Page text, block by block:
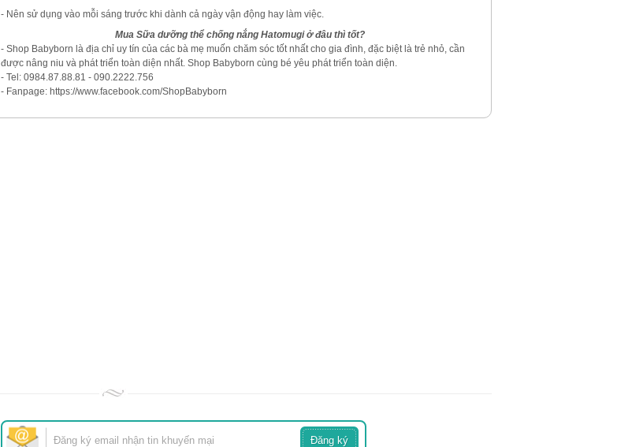
- Nên sử dụng vào mỗi sáng trước khi dành cả ngày vận động hay làm việc.
Mua Sữa dưỡng thể chống nắng Hatomugiở đâu thì tốt?
- Shop Babyborn là địa chỉ uy tín của các bà mẹ muốn chăm sóc tốt nhất cho gia đình, đặc biệt là trẻ nhỏ, cần
được nâng niu và phát triển toàn diện nhất. Shop Babyborn cùng bé yêu phát triển toàn diện.
- Tel: 0984.87.88.81 - 090.2222.756
- Fanpage: https://www.facebook.com/ShopBabyborn